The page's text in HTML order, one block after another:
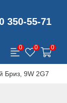
350-55-71
0 0 0
Бриз, 9W 2G7